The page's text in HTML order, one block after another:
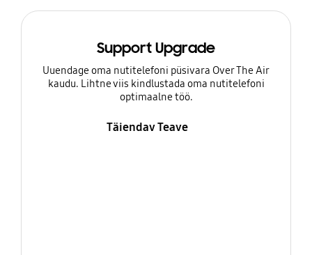
Support Upgrade
Uuendage oma nutitelefoni püsivara Over The Air
kaudu. Lihtne viis kindlustada oma nutitelefoni
optimaalne töö.
Täiendav Teave